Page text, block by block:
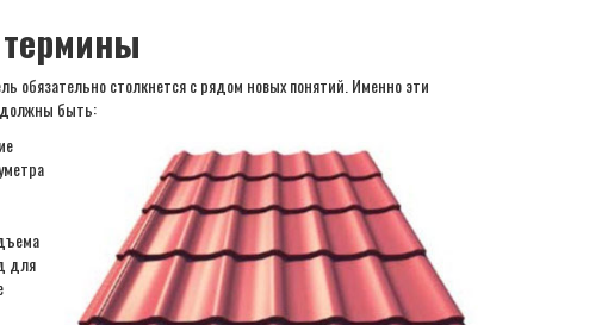
обязательно столкнется с рядом новых понятий. Именно эти
должны быть:
для